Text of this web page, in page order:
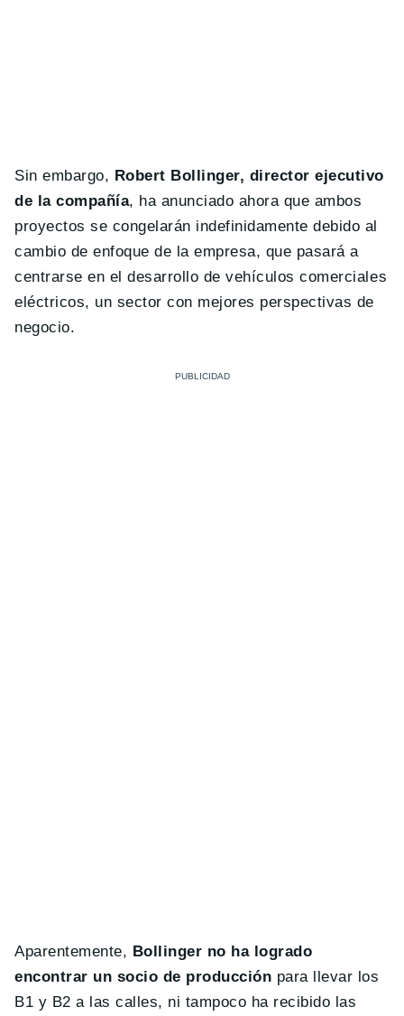
Sin embargo, Robert Bollinger, director ejecutivo
de la compañía, ha anunciado ahora que ambos
proyectos se congelarán indefinidamente debido al
cambio de enfoque de la empresa, que pasará a
centrarse en el desarrollo de vehículos comerciales
eléctricos, un sector con mejores perspectivas de
negocio.
Aparentemente, Bollinger no ha logrado
encontrar un socio de producción para llevar los
B1 y B2 a las calles, ni tampoco ha recibido las